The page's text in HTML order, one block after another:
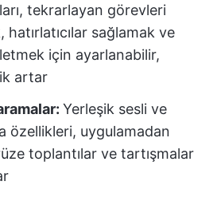
tekrarlayan görevleri
sağlamak ve
için ayarlanabilir,
artar
Yerleşik sesli ve
özellikleri, uygulamadan
toplantılar ve tartışmalar